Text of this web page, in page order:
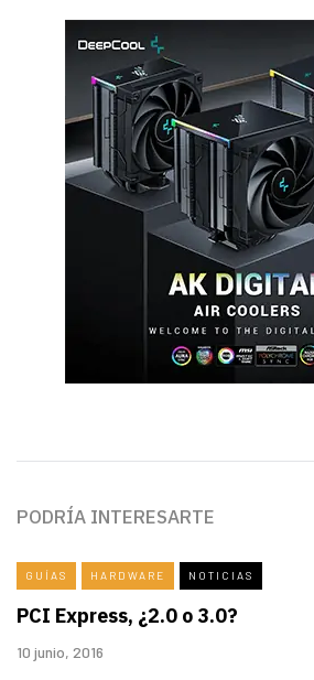
PODRÍA INTERESARTE
GUÍAS HARDWARE NOTICIAS
PCI Express, ¿2.0 o 3.0?
10 junio, 2016